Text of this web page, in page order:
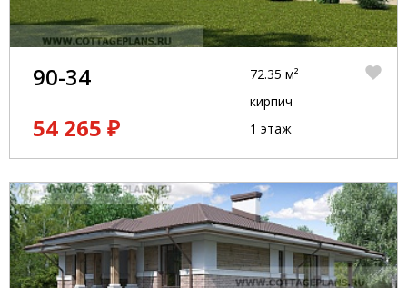
90-34
54 265 ₽
72.35 м²
кирпич
1 этаж